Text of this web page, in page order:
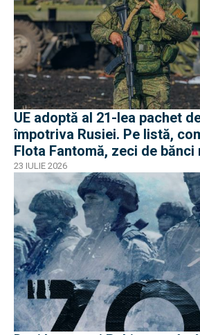
UE adoptă al 21-lea pachet
împotriva Rusiei. Pe listă,
Flota Fantomă, zeci de bănci
23 IULIE 2026